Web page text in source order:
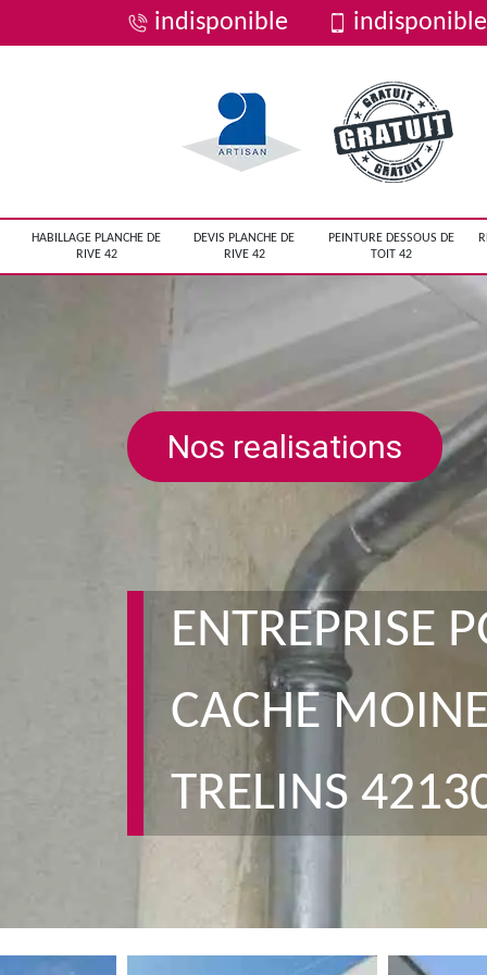
indisponible indisponible
HABILLAGE PLANCHE DE
RIVE 42
DEVIS PLANCHE DE
RIVE 42
PEINTURE DESSOUS DE
TOIT 42
Nos realisations
ENTREPRISE
CACHE
TRELINS